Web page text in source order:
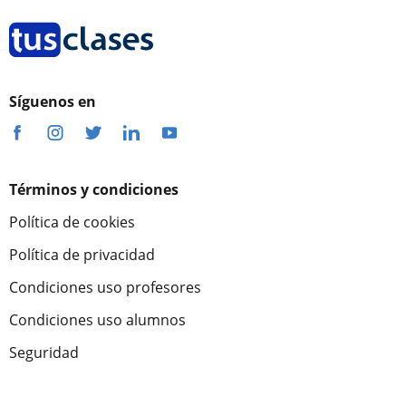
Síguenos en
Términos y condiciones
Política de cookies
Política de privacidad
Condiciones uso profesores
Condiciones uso alumnos
Seguridad